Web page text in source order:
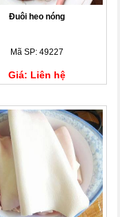
Đuôi heo nóng
Mã SP: 49227
Giá: Liên hệ